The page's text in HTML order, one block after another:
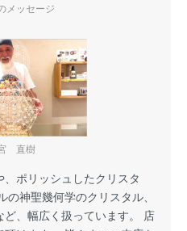
メッセージ
直樹
ポリッシュしたクリスタ
神聖幾何学のクリスタル、
、幅広く扱っています。 店